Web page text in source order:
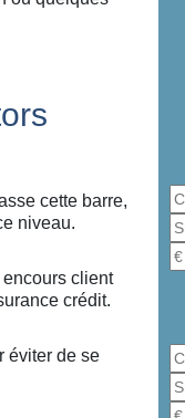
cette barre,
niveau.
encours client
crédit.
éviter de se